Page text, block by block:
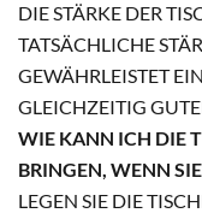
DIE STÄRKE DER
TATSÄCHLICHE
GEWÄHRLEISTET
GLEICHZEITIG
WIE KANN ICH DIE
BRINGEN, WENN
LEGEN SIE DIE